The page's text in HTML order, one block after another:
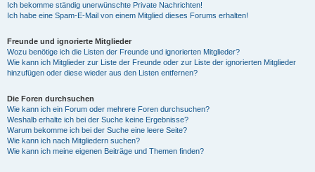
Ich bekomme ständig unerwünschte Private Nachrichten!
Ich habe eine Spam-E-Mail von einem Mitglied dieses Forums erhalten!
Freunde und ignorierte Mitglieder
Wozu benötige ich die Listen der Freunde und ignorierten Mitglieder?
Wie kann ich Mitglieder zur Liste der Freunde oder zur Liste der ignorierten Mitglieder
hinzufügen oder diese wieder aus den Listen entfernen?
Die Foren durchsuchen
Wie kann ich ein Forum oder mehrere Foren durchsuchen?
Weshalb erhalte ich bei der Suche keine Ergebnisse?
Warum bekomme ich bei der Suche eine leere Seite?
Wie kann ich nach Mitgliedern suchen?
Wie kann ich meine eigenen Beiträge und Themen finden?